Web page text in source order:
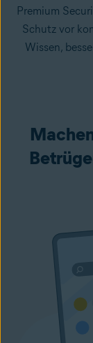
Premium
Schutz vor
Wissen,